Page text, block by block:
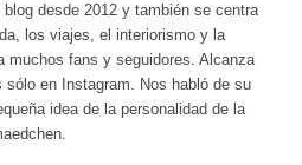
desde 2012 y también se centra
los viajes, el interiorismo y la
muchos fans y seguidores. Alcanza
en Instagram. Nos habló de su
idea de la personalidad de la